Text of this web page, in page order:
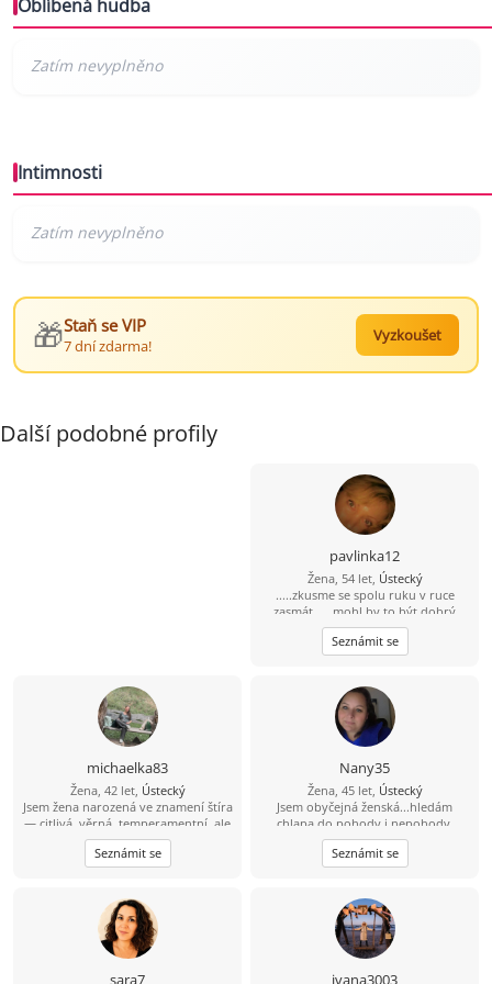
Oblíbená hudba
Intimnosti
🎁Staň se VIP
7 dní zdarma!
Vyzkoušet
Další podobné profily
pavlinka12
Žena, 54 let, Ústecký
.....zkusme se spolu ruku v ruce
zasmát......mohl by to být dobrý
začátek
Seznámit se
michaelka83
Žena, 42 let, Ústecký
Jsem žena narozená ve znamení štíra
— citlivá, věrná, temperamentní, ale
zároveň klidná duše, která má ráda
upřímnost a opravdové lidi. Život
mě naučil hodně, někdy i bolestivě,
existují. Miluji přírodu, procházky
(klidně i noční), táborák, zpěv a
chvíle, kdy je člověku prostě dobře.
Nevadí mi kempování, mám ráda
houbaření, zoo, kino, divadlo i
Seznámit se
Nany35
Žena, 45 let, Ústecký
Jsem obyčejná ženská...hledám
chlapa do pohody i nepohody.
Takového,který dá přednost rodině
před hospodou a kamarády :-)
Seznámit se
sara7 ivana3003